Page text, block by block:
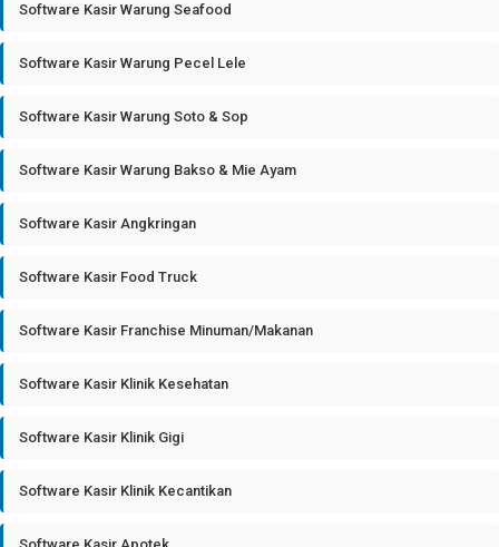
Software Kasir Warung Seafood
Software Kasir Warung Pecel Lele
Software Kasir Warung Soto & Sop
Software Kasir Warung Bakso & Mie Ayam
Software Kasir Angkringan
Software Kasir Food Truck
Software Kasir Franchise Minuman/Makanan
Software Kasir Klinik Kesehatan
Software Kasir Klinik Gigi
Software Kasir Klinik Kecantikan